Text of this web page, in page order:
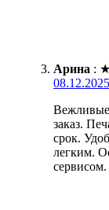
Арина : ★
08.12.2025
Вежливые
заказ.
срок.
легким.
сервисом.